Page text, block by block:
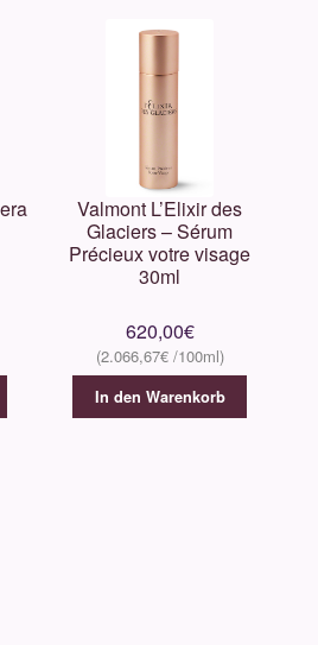
Valmont L’Elixir des
Glaciers – Sérum
Précieux votre visage
30ml
620,00€
2.066,67€
In den Warenkorb